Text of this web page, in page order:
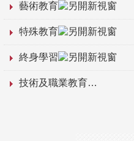
藝術教育
特殊教育
終身學習
技術及職業教育